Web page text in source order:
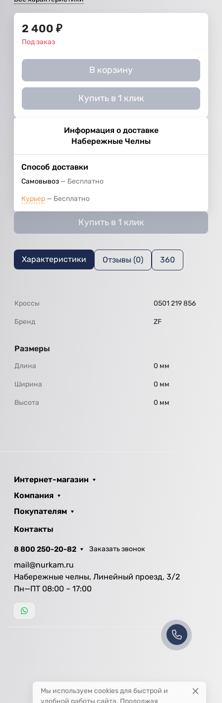
2 400 ₽
Под заказ
В корзину
Купить в 1 клик
Информация о доставке
Набережные Челны
Способ доставки
Самовывоз Бесплатно
Курьер Бесплатно
Купить в 1 клик
Характеристики Отзывы (0) 360
Кроссы 0501 219 856
Бренд ZF
Размеры
Длина 0 мм
Ширина 0 мм
Высота 0 мм
Интернет-магазин
Компания
Покупателям
Контакты
8 800 250-20-82 Заказать звонок
mail@nurkam.ru
Набережные челны, Линейный проезд, 3/2
Пн—ПТ 08:00 – 17:00
Мы используем cookies для быстрой и
удобной работы сайта. Продолжая